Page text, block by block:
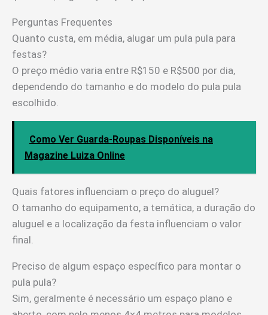
Perguntas Frequentes
Quanto custa, em média, alugar um pula pula para
festas?
O preço médio varia entre R$150 e R$500 por dia,
dependendo do tamanho e do modelo do pula pula
escolhido.
Como Ver Guarda-Roupas Disponíveis na
Magazine Luiza Online
Quais fatores influenciam o preço do aluguel?
O tamanho do equipamento, a temática, a duração do
aluguel e a localização da festa influenciam o valor
final.
Preciso de algum espaço específico para montar o
pula pula?
Sim, geralmente é necessário um espaço plano e